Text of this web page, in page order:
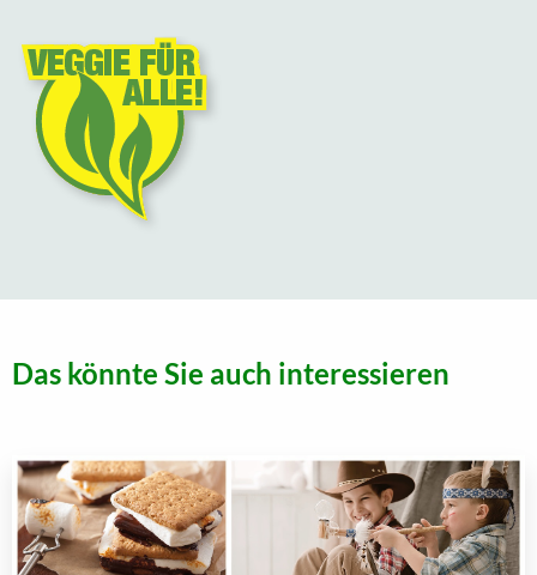
Das könnte Sie auch interessieren